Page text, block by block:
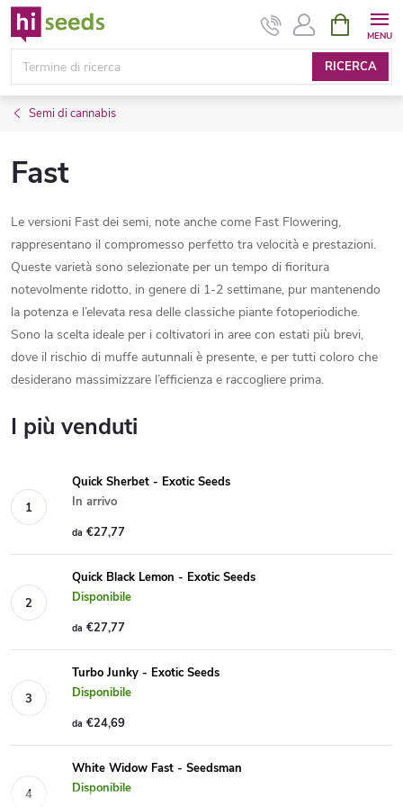
Vai
contenuto
RICERCA
DELLA
SPESA
Semi di cannabis
Fast
Le versioni Fast dei semi, note anche come Fast Flowering,
rappresentano il compromesso perfetto tra velocità e prestazioni.
Queste varietà sono selezionate per un tempo di fioritura
notevolmente ridotto, in genere di 1-2 settimane, pur mantenendo
la potenza e l’elevata resa delle classiche piante fotoperiodiche.
Sono la scelta ideale per i coltivatori in aree con estati più brevi,
dove il rischio di muffe autunnali è presente, e per tutti coloro che
desiderano massimizzare l’efficienza e raccogliere prima.
I più venduti
Quick Sherbet - Exotic Seeds
In arrivo
da €27,77
Quick Black Lemon - Exotic Seeds
Disponibile
da €27,77
Turbo Junky - Exotic Seeds
Disponibile
da €24,69
White Widow Fast - Seedsman
Disponibile